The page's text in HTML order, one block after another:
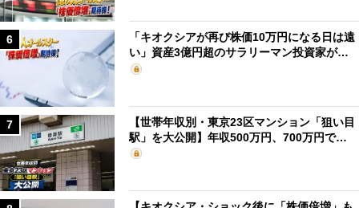
6
「キオクシアが再び株価10万円になる日は遠
い」資産3億円超のサラリーマン投資家が…
7
【世帯年収別・東京23区マンション「狙い目
駅」を大公開】年収500万円、700万円で…